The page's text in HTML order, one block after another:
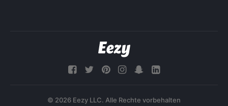
© 2026 Eezy LLC. Alle Rechte vorbehalten